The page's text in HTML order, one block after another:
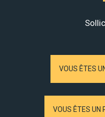
VOUS ÊTES
VOUS ÊTES UN